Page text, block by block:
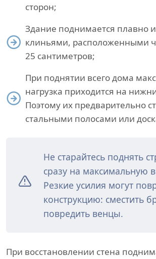
сторон;
Здание поднимается плавно
клиньями, расположенными
25 сантиметров;
При поднятии всего дома
нагрузка приходится на
Поэтому их предварительно
стальными полосами или
Не старайтесь поднять
сразу на максимальную
Резкие усилия могут
конструкцию: сместить
повредить венцы.
При восстановлении стена